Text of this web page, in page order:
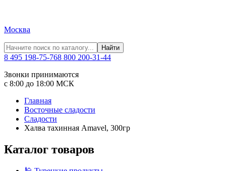
Москва
Найти
8 495 198-75-768 800 200-31-44
Звонки принимаются
с 8:00 до 18:00 МСК
Главная
Восточные сладости
Сладости
Халва тахинная Amavel, 300гр
Каталог товаров